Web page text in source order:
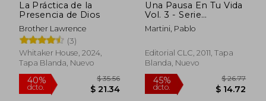
La Práctica de la
Presencia de Dios
Brother Lawrence
(3)
Whitaker House, 2024,
Tapa Blanda, Nuevo
Una Pausa En Tu Vida
Vol. 3 - Serie
Favoritos
Martini, Pablo
Editorial CLC, 2011, Tapa
Blanda, Nuevo